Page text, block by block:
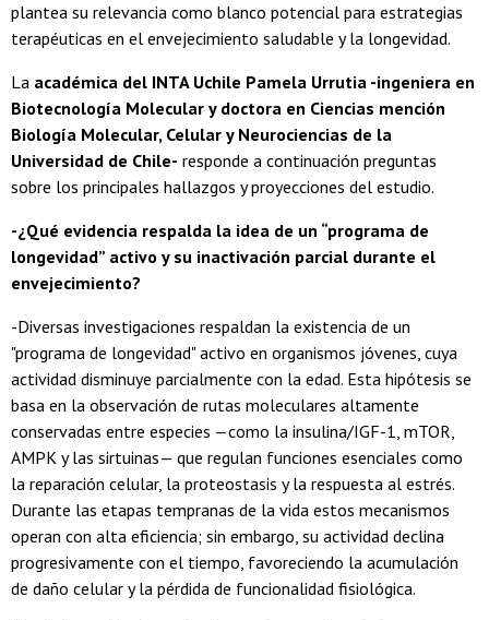
plantea su relevancia como blanco potencial para estrategias
terapéuticas en el envejecimiento saludable y la longevidad.
La académica del INTA Uchile Pamela Urrutia -ingeniera en
Biotecnología Molecular y doctora en Ciencias mención
Biología Molecular, Celular y Neurociencias de la
Universidad de Chile- responde a continuación preguntas
sobre los principales hallazgos y proyecciones del estudio.
-¿Qué evidencia respalda la idea de un “programa de
longevidad” activo y su inactivación parcial durante el
envejecimiento?
-Diversas investigaciones respaldan la existencia de un
"programa de longevidad" activo en organismos jóvenes, cuya
actividad disminuye parcialmente con la edad. Esta hipótesis se
basa en la observación de rutas moleculares altamente
conservadas entre especies —como la insulina/IGF-1, mTOR,
AMPK y las sirtuinas— que regulan funciones esenciales como
la reparación celular, la proteostasis y la respuesta al estrés.
Durante las etapas tempranas de la vida estos mecanismos
operan con alta eficiencia; sin embargo, su actividad declina
progresivamente con el tiempo, favoreciendo la acumulación
de daño celular y la pérdida de funcionalidad fisiológica.